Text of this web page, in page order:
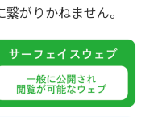
がりかねません。